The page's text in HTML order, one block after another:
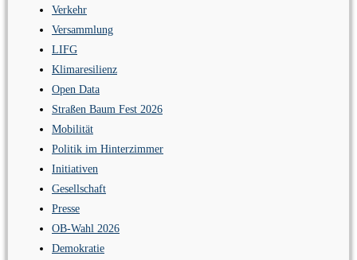
Verkehr
Versammlung
LIFG
Klimaresilienz
Open Data
Straßen Baum Fest 2026
Mobilität
Politik im Hinterzimmer
Initiativen
Gesellschaft
Presse
OB-Wahl 2026
Demokratie